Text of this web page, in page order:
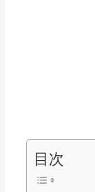
目次